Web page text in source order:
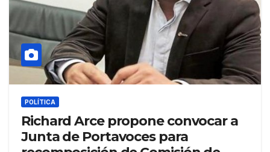
POLÍTICA
Richard Arce propone convocar a
Junta de Portavoces para